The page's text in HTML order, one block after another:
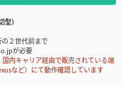
）
２世代前まで
が必要
内キャリア経由で販売されている端
など）にて動作確認しています